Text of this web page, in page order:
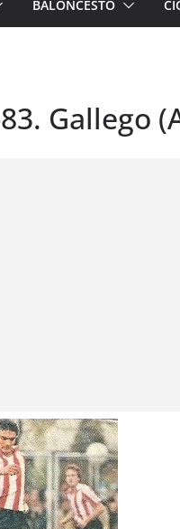
BALONCESTO
Gallego